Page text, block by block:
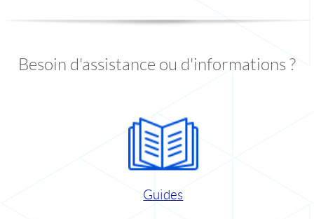
Besoin d'assistance ou d'informations ?
Guides